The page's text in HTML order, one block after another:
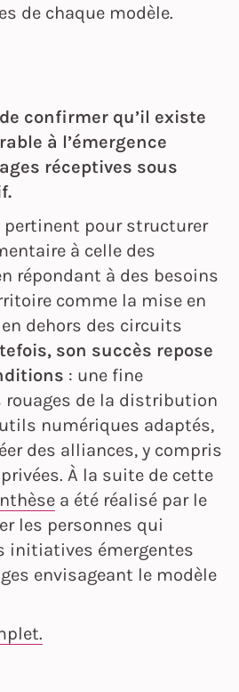
de chaque modèle.
confirmer qu’il existe
à l’émergence
réceptives sous
pertinent pour structurer
à celle des
répondant à des besoins
comme la mise en
dehors des circuits
son succès repose
: une fine
rouages de la distribution
numériques adaptés,
des alliances, y compris
À la suite de cette
a été réalisé par le
les personnes qui
initiatives émergentes
envisageant le modèle